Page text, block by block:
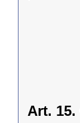
Art. 15.